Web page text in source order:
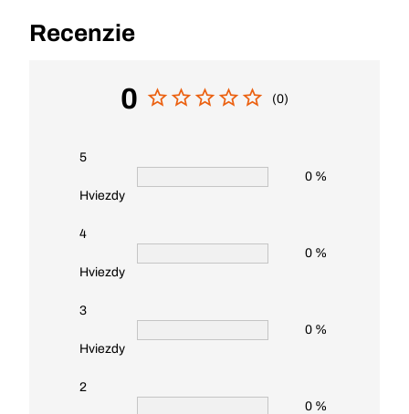
Recenzie
0 (0)
5
Hviezdy
0 %
4
Hviezdy
0 %
3
Hviezdy
0 %
2
0 %